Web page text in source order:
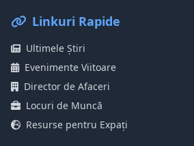
Linkuri Rapide
Ultimele Știri
Evenimente Viitoare
Director de Afaceri
Locuri de Muncă
Resurse pentru Expați